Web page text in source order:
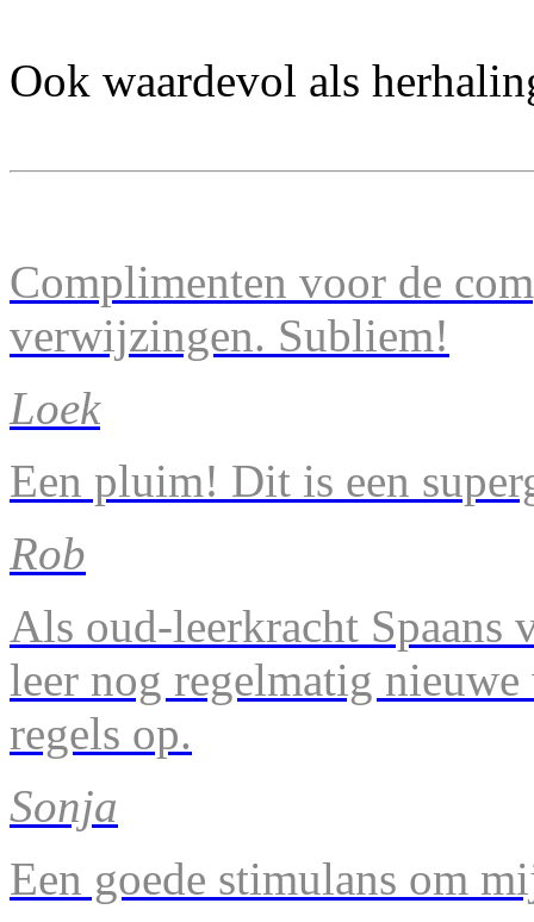
Ook waardevol als
Complimenten voor de
verwijzingen. Subliem!
Loek
Een pluim! Dit is een
Rob
Als oud-leerkracht
leer nog regelmatig
regels op.
Sonja
Een goede stimulans om